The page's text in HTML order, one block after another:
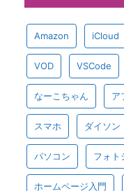
Amazon iCloud
VOD VSCode
なーこちゃん ア
スマホ ダイソン
パソコン フォト
ホームページ入門